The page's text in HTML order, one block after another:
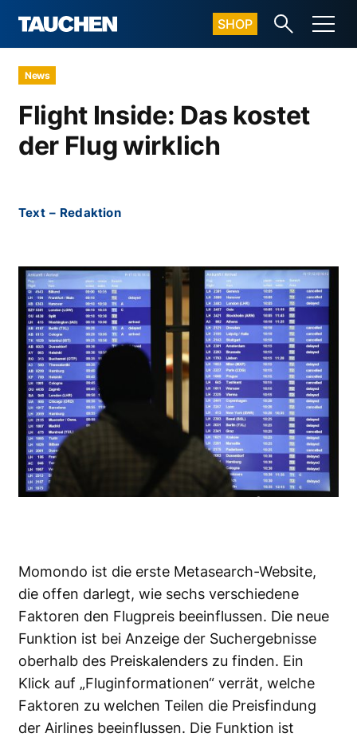
SHOP
News
Flight Inside: Das kostet
der Flug wirklich
Text – Redaktion
Momondo ist die erste Metasearch-Website,
die offen darlegt, wie sechs verschiedene
Faktoren den Flugpreis beeinflussen. Die neue
Funktion ist bei Anzeige der Suchergebnisse
oberhalb des Preiskalenders zu finden. Ein
Klick auf „Fluginformationen“ verrät, welche
Faktoren zu welchen Teilen die Preisfindung
der Airlines beeinflussen. Die Funktion ist